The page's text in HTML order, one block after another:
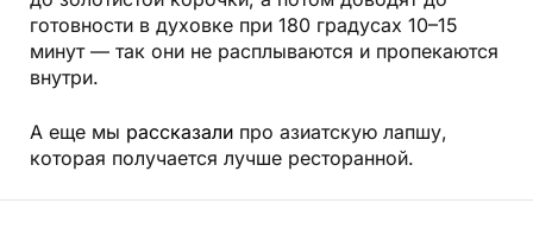
готовности в духовке при 180 градусах 10–15
минут — так они не расплываются и пропекаются
внутри.
А еще мы рассказали про азиатскую лапшу,
которая получается лучше ресторанной.